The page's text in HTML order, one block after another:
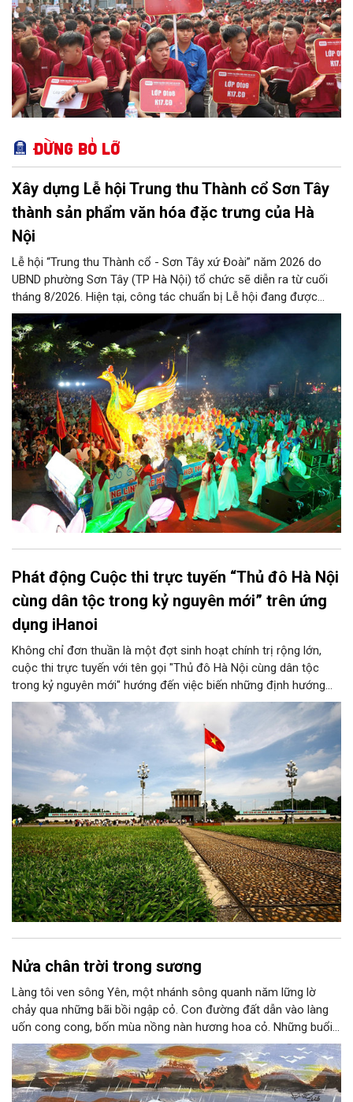
Đừng bỏ lỡ
Xây dựng Lễ hội Trung thu Thành cổ Sơn Tây
thành sản phẩm văn hóa đặc trưng của Hà
Nội
Lễ hội “Trung thu Thành cổ - Sơn Tây xứ Đoài” năm 2026 do
UBND phường Sơn Tây (TP Hà Nội) tổ chức sẽ diễn ra từ cuối
tháng 8/2026. Hiện tại, công tác chuẩn bị Lễ hội đang được
chính quyền phường Sơn Tây cùng các phòng, ban, ngành, đơn
vị và 25 tổ dân phố khẩn trương triển khai, tạo khí thế sôi nổi,
sẵn sàng mang đến cho Nhân dân và du khách một mùa Trung
thu quy mô, đặc sắc và giàu bản sắc văn hóa xứ Đoài.
Phát động Cuộc thi trực tuyến “Thủ đô Hà Nội
cùng dân tộc trong kỷ nguyên mới” trên ứng
dụng iHanoi
Không chỉ đơn thuần là một đợt sinh hoạt chính trị rộng lớn,
cuộc thi trực tuyến với tên gọi "Thủ đô Hà Nội cùng dân tộc
trong kỷ nguyên mới" hướng đến việc biến những định hướng
chiến lược trong Nghị quyết số 02-NQ/TW của Bộ Chính trị
thành niềm tin, thành nhận thức chung của mỗi người dân.
Nửa chân trời trong sương
Làng tôi ven sông Yên, một nhánh sông quanh năm lững lờ
chảy qua những bãi bồi ngập cỏ. Con đường đất dẫn vào làng
uốn cong cong, bốn mùa nồng nàn hương hoa cỏ. Những buổi
hoàng hôn, khi nắng đã dịu xuống phía cuối sông, đám hoa tím
lại thẫm màu như có ai vừa rắc lên một lớp khói.